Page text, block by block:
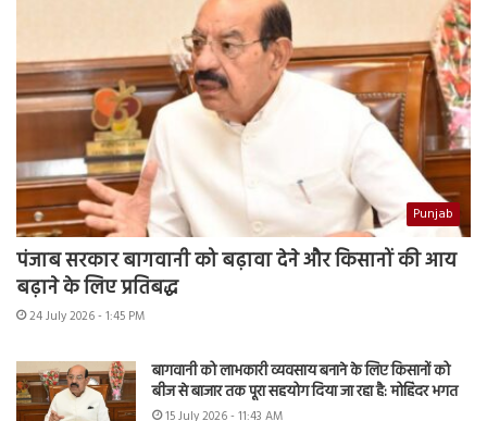
Punjab
पंजाब सरकार बागवानी को बढ़ावा देने और किसानों की आय
बढ़ाने के लिए प्रतिबद्ध
24 July 2026 - 1:45 PM
बागवानी को लाभकारी व्यवसाय बनाने के लिए किसानों को
बीज से बाजार तक पूरा सहयोग दिया जा रहा है: मोहिंदर भगत
15 July 2026 - 11:43 AM